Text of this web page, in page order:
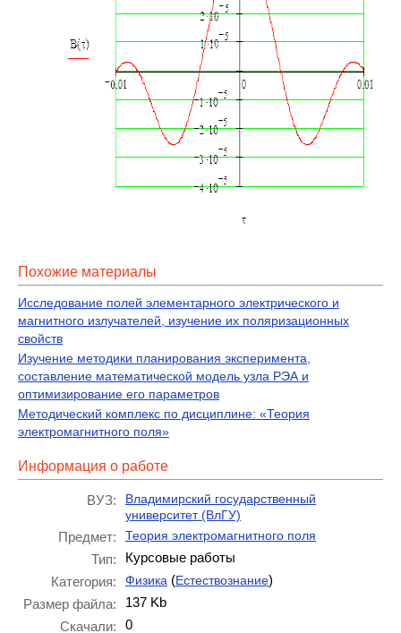
Похожие материалы
Исследование полей элементарного электрического и
магнитного излучателей, изучение их поляризационных
свойств
Изучение методики планирования эксперимента,
составление математической модель узла РЭА и
оптимизирование его параметров
Методический комплекс по дисциплине: «Теория
электромагнитного поля»
Информация о работе
ВУЗ:
Владимирский государственный
университет (ВлГУ)
Предмет: Теория электромагнитного поля
Тип:
Курсовые работы
Категория:
Физика (Естествознание)
Размер файла:
137 Kb
Скачали:
0